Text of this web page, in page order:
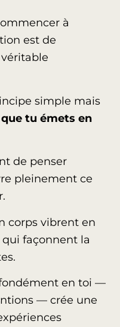
à
est de
simple mais
tu émets en
de penser
pleinement ce
corps vibrent en
façonnent la
en toi —
— crée une